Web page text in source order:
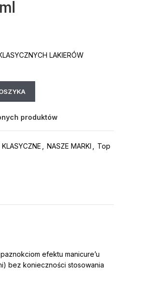
LAKIERÓW
produktów
KLASYCZNE NASZE MARKI
Top
efektu manicure’u
bez konieczności stosowania